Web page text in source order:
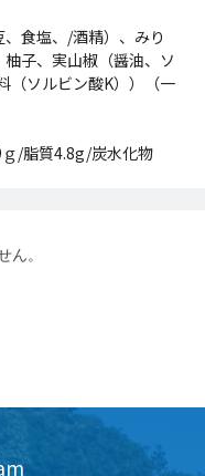
食塩、/酒精）、みり
子、実山椒（醤油、ソ
（ソルビン酸K））（一
ｇ/脂質4.8g/炭水化物
ん。